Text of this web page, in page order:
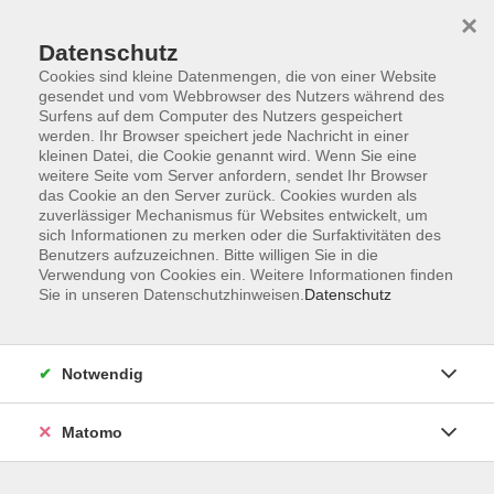
Zum Hauptinhalt springen
Der Kurs konnte nicht gefunden werden.
Volkshochschule Bad Reichenhall
Datenschutz
Cookies sind kleine Datenmengen, die von einer Website
gesendet und vom Webbrowser des Nutzers während des
Surfens auf dem Computer des Nutzers gespeichert
werden. Ihr Browser speichert jede Nachricht in einer
kleinen Datei, die Cookie genannt wird. Wenn Sie eine
weitere Seite vom Server anfordern, sendet Ihr Browser
das Cookie an den Server zurück. Cookies wurden als
zuverlässiger Mechanismus für Websites entwickelt, um
sich Informationen zu merken oder die Surfaktivitäten des
Benutzers aufzuzeichnen. Bitte willigen Sie in die
Verwendung von Cookies ein. Weitere Informationen finden
Sie in unseren Datenschutzhinweisen. Datenschutz
×
Notwendig
Matomo